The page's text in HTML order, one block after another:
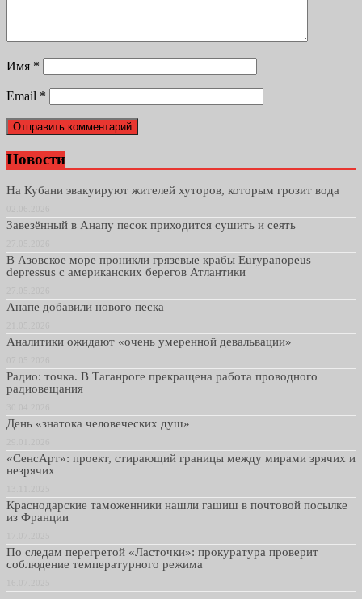
Имя *
Email *
Новости
На Кубани эвакуируют жителей хуторов, которым грозит вода
Завезённый в Анапу песок приходится сушить и сеять
В Азовское море проникли грязевые крабы Eurypanopeus
depressus с американских берегов Атлантики
Анапе добавили нового песка
Аналитики ожидают «очень умеренной девальвации»
Радио: точка. В Таганроге прекращена работа проводного
радиовещания
День «знатока человеческих душ»
«СенсАрт»: проект, стирающий границы между мирами зрячих и
незрячих
Краснодарские таможенники нашли гашиш в почтовой посылке
из Франции
По следам перегретой «Ласточки»: прокуратура проверит
соблюдение температурного режима